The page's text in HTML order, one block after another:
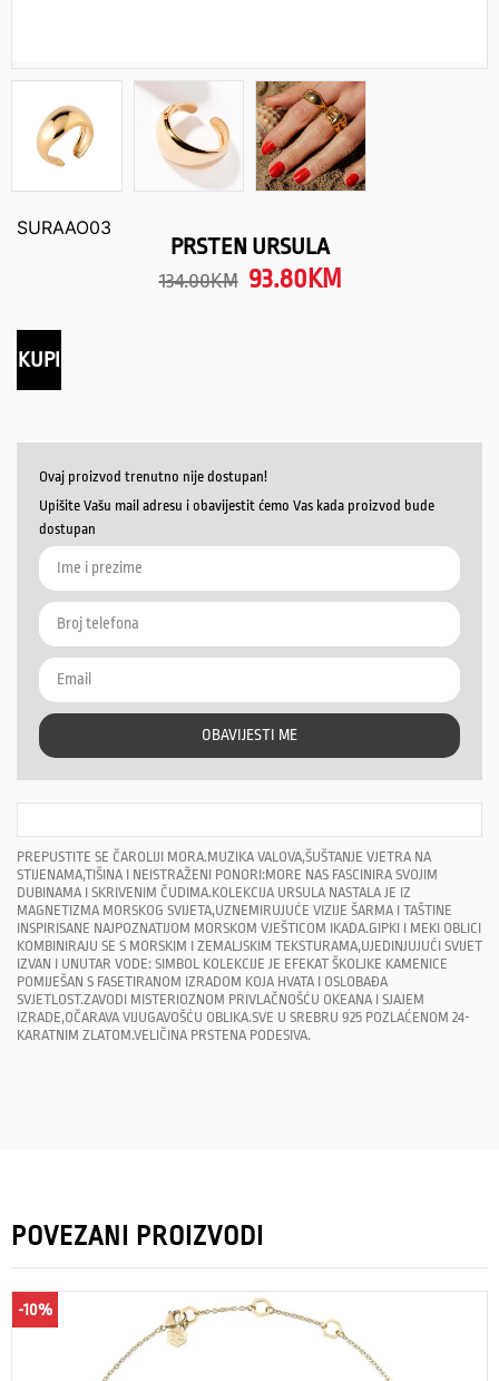
SURAAO03
PRSTEN URSULA
134.00KM 93.80 KM
KUPI
Ovaj proizvod trenutno nije dostupan!
Upišite Vašu mail adresu i obavijestit ćemo Vas kada proizvod bude
dostupan
OBAVIJESTI ME
PREPUSTITE SE ČAROLIJI MORA.MUZIKA VALOVA,ŠUŠTANJE VJETRA NA
STIJENAMA,TIŠINA I NEISTRAŽENI PONORI:MORE NAS FASCINIRA SVOJIM
DUBINAMA I SKRIVENIM ČUDIMA.KOLEKCIJA URSULA NASTALA JE IZ
MAGNETIZMA MORSKOG SVIJETA,UZNEMIRUJUĆE VIZIJE ŠARMA I TAŠTINE
INSPIRISANE NAJPOZNATIJOM MORSKOM VJEŠTICOM IKADA.GIPKI I MEKI OBLICI
KOMBINIRAJU SE S MORSKIM I ZEMALJSKIM TEKSTURAMA,UJEDINJUJUĆI SVIJET
IZVAN I UNUTAR VODE: SIMBOL KOLEKCIJE JE EFEKAT ŠKOLJKE KAMENICE
POMIJEŠAN S FASETIRANOM IZRADOM KOJA HVATA I OSLOBAĐA
SVJETLOST.ZAVODI MISTERIOZNOM PRIVLAČNOŠĆU OKEANA I SJAJEM
IZRADE,OČARAVA VIJUGAVOŠĆU OBLIKA.SVE U SREBRU 925 POZLAĆENOM 24-
KARATNIM ZLATOM.VELIČINA PRSTENA PODESIVA.
POVEZANI PROIZVODI
-10%